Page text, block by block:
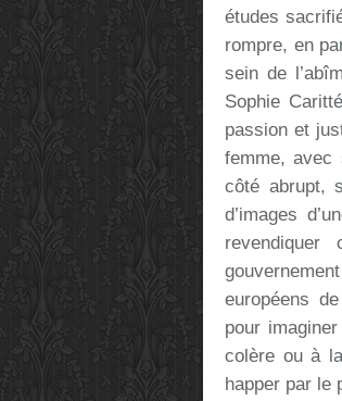
études
rompre, en
sein de
Sophie
passion et
femme, avec
côté abrupt,
d’images
européens
pour
colère ou à
happer par le